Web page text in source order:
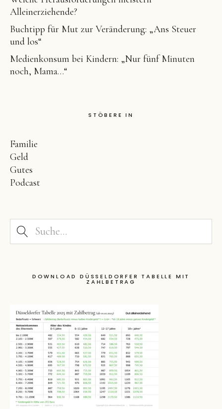
Alleinerziehende?
Buchtipp für Mut zur Veränderung: „Ans Steuer
und los“
Medienkonsum bei Kindern: „Nur fünf Minuten
noch, Mama…“
STÖBERE IN
Familie
Geld
Gutes
Podcast
DOWNLOAD DÜSSELDORFER TABELLE MIT
ZAHLBETRAG